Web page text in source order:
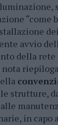
“come
avvio
della
nota
strutture,
in capo